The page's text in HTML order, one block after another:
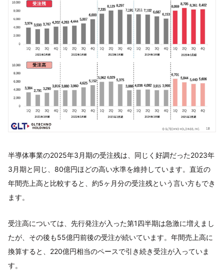
半導体事業の2025年3月期の受注残は、同じく好調だった2023年
3月期と同じ、80億円ほどの高い水準を維持しています。直近の
年間売上高と比較すると、約5ヶ月分の受注残という言い方もでき
ます。
受注高については、先行発注が入った第1四半期は急激に増えまし
たが、その後も55億円前後の受注が続いています。年間売上高に
換算すると、220億円相当のペースで引き続き受注が入っていま
す。